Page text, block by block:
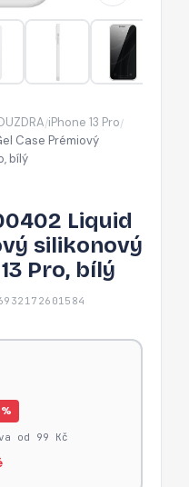
/iPhone 13 Pro/
Case Prémiový
bílý
Liquid
silikonový
Pro, bílý
od 99 Kč